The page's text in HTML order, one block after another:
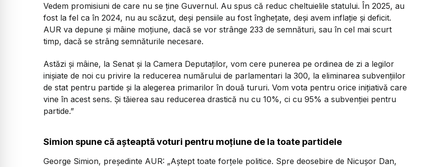
Vedem promisiuni de care nu se ține Guvernul. Au spus că reduc cheltuielile statului. În 2025, au
fost la fel ca în 2024, nu au scăzut, deși pensiile au fost înghețate, deși avem inflație și deficit.
AUR va depune și mâine moțiune, dacă se vor strânge 233 de semnături, sau în cel mai scurt
timp, dacă se strâng semnăturile necesare.
Astăzi și mâine, la Senat și la Camera Deputaților, vom cere punerea pe ordinea de zi a legilor
inișiate de noi cu privire la reducerea numărului de parlamentari la 300, la eliminarea subvențiilor
de stat pentru partide și la alegerea primarilor în două tururi. Vom vota pentru orice inițiativă care
vine în acest sens. Și tăierea sau reducerea drastică nu cu 10%, ci cu 95% a subvenției pentru
partide.”
Simion spune că așteaptă voturi pentru moțiune de la toate partidele
George Simion, președinte AUR: „Aștept toate forțele politice. Spre deosebire de Nicușor Dan,